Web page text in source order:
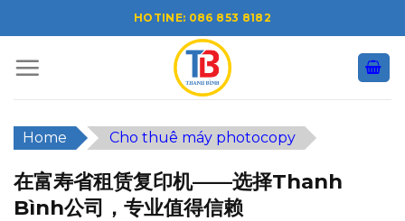
to
content
HOTINE: 086 853 8182
Home Cho thuê máy photocopy
在富寿省租赁复印机——选择Thanh
Bình公司，专业值得信赖